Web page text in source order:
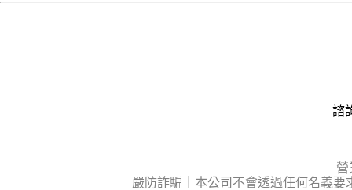
諮
營
嚴防詐騙｜本公司不會透過任何名義